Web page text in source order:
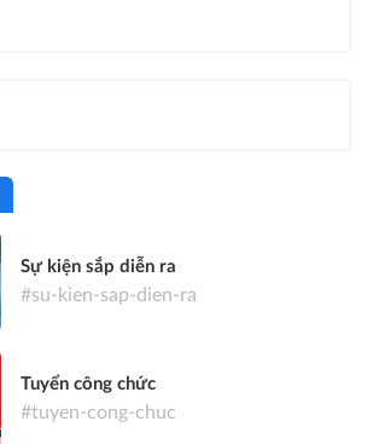
Sự kiện sắp diễn ra
#su-kien-sap-dien-ra
Tuyển công chức
#tuyen-cong-chuc